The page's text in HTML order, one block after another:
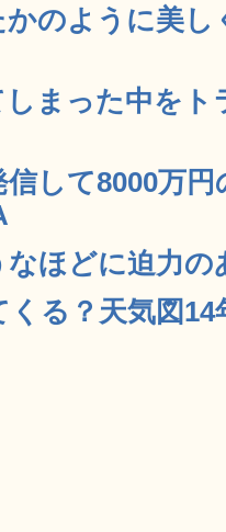
のように美し
まった中を
して8000万
ほどに迫力の
る？天気図